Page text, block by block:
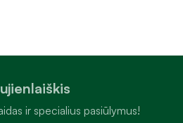
ir specialius pasiūlymus!